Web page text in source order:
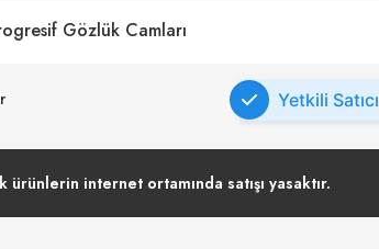
Gözlük Camları
Yetkili Satıcı
ürünlerin internet ortamında satışı yasaktır.